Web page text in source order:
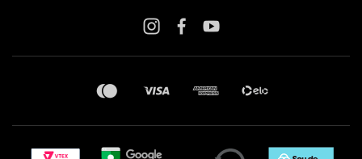
Whatsapp: (31) 97219-6604
Nossas Lojas